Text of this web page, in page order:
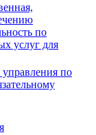
по
услуг для
управления по